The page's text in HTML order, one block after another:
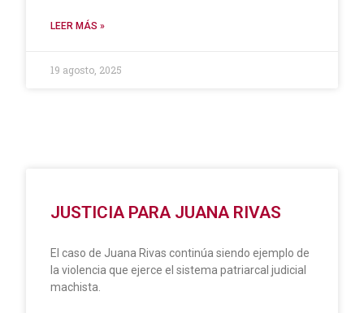
LEER MÁS »
19 agosto, 2025
JUSTICIA PARA JUANA RIVAS
El caso de Juana Rivas continúa siendo ejemplo de
la violencia que ejerce el sistema patriarcal judicial
machista.